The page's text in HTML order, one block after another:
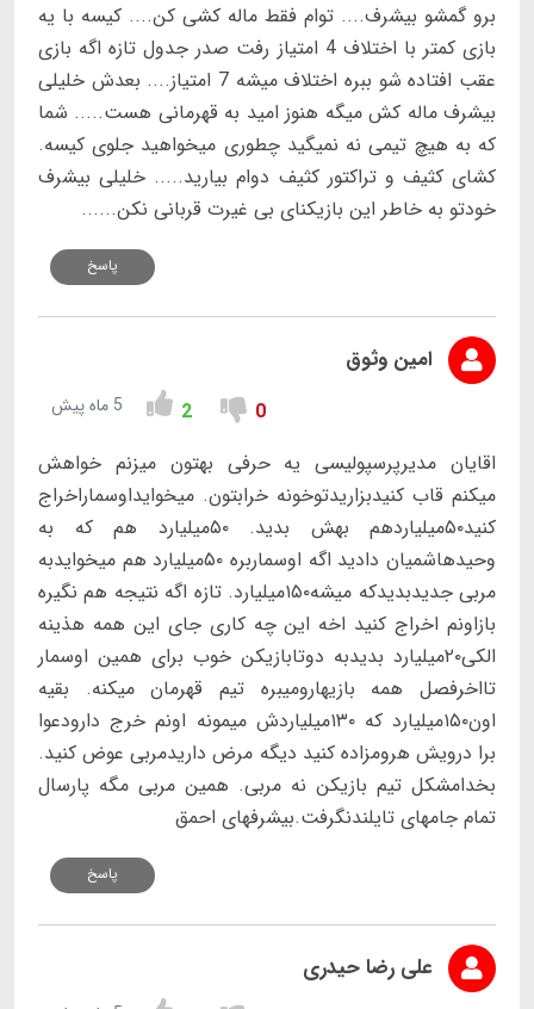
برو گمشو بیشرف.... توام فقط ماله کشی کن.... کیسه با یه
بازی کمتر با اختلاف 4 امتیاز رفت صدر جدول تازه اگه بازی
عقب افتاده شو ببره اختلاف میشه 7 امتیاز.... بعدش خلیلی
بیشرف ماله کش میگه هنوز امید به قهرمانی هست..... شما
که به هیچ تیمی نه نمیگید چطوری میخواهید جلوی کیسه.
کشای کثیف و تراکتور کثیف دوام بیارید..... خلیلی بیشرف
خودتو به خاطر این بازیکنای بی غیرت قربانی نکن......
پاسخ
امین وثوق
0
2 5 ماه پیش
اقایان مدیرپرسپولیسی یه حرفی بهتون میزنم خواهش
میکنم قاب کنیدبزاریدتوخونه خرابتون. میخوایداوسماراخراج
کنید۵۰میلیاردهم بهش بدید. ۵۰میلیارد هم که به
وحیدهاشمیان دادید اگه اوسماربره ۵۰میلیارد هم میخوایدبه
مربی جدیدبدیدکه میشه۱۵۰میلیارد. تازه اگه نتیجه هم نگیره
بازاونم اخراج کنید اخه این چه کاری جای این همه هذینه
الکی۲۰میلیارد بدیدبه دوتابازیکن خوب برای همین اوسمار
تااخرفصل همه بازیهارومیبره تیم قهرمان میکنه. بقیه
اون۱۵۰میلیارد که ۱۳۰میلیاردش میمونه اونم خرج دارودعوا
برا درویش هرومزاده کنید دیگه مرض داریدمربی عوض کنید.
بخدامشکل تیم بازیکن نه مربی. همین مربی مگه پارسال
تمام جامهای تایلندنگرفت.بیشرفهای احمق
پاسخ
علی رضا حیدری